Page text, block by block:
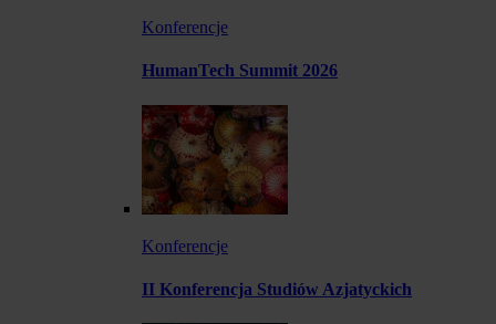
Konferencje
HumanTech Summit 2026
Konferencje
II Konferencja Studiów Azjatyckich